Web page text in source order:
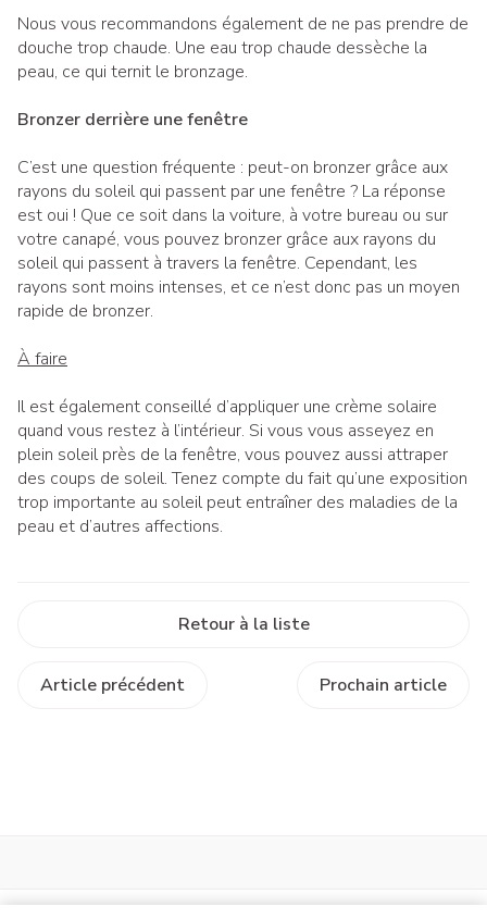
Nous vous recommandons également de ne pas prendre de
douche trop chaude. Une eau trop chaude dessèche la
peau, ce qui ternit le bronzage.
Bronzer derrière une fenêtre
C’est une question fréquente : peut-on bronzer grâce aux
rayons du soleil qui passent par une fenêtre ? La réponse
est oui ! Que ce soit dans la voiture, à votre bureau ou sur
votre canapé, vous pouvez bronzer grâce aux rayons du
soleil qui passent à travers la fenêtre. Cependant, les
rayons sont moins intenses, et ce n’est donc pas un moyen
rapide de bronzer.
À faire
Il est également conseillé d’appliquer une crème solaire
quand vous restez à l’intérieur. Si vous vous asseyez en
plein soleil près de la fenêtre, vous pouvez aussi attraper
des coups de soleil. Tenez compte du fait qu’une exposition
trop importante au soleil peut entraîner des maladies de la
peau et d’autres affections.
Retour à la liste
Article précédent Prochain article